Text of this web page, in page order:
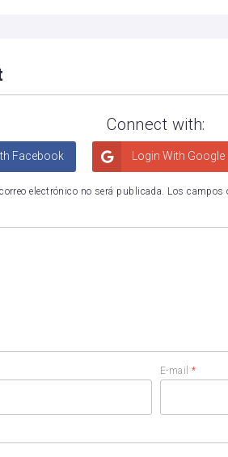
Connect with:
Facebook Login With Google
electrónico no será publicada. Los campos
E-mail*